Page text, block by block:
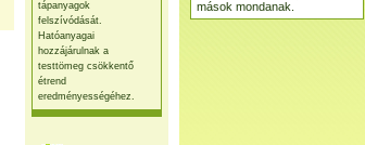
tápanyagok
felszívódását.
Hatóanyagai
hozzájárulnak a
testtömeg csökkentő
étrend
eredményességéhez.
mások mondanak.